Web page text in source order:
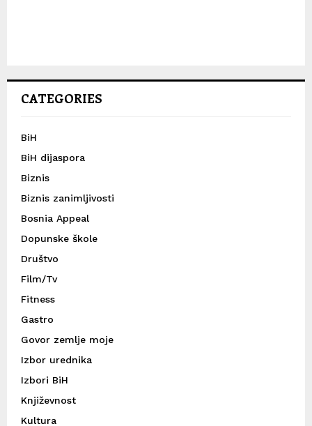
CATEGORIES
BiH
BiH dijaspora
Biznis
Biznis zanimljivosti
Bosnia Appeal
Dopunske škole
Društvo
Film/Tv
Fitness
Gastro
Govor zemlje moje
Izbor urednika
Izbori BiH
Književnost
Kultura